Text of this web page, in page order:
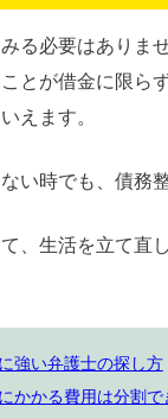
る必要はありま
とが借金に限ら
えます。
い時でも、債務
、生活を立て直
強い弁護士の探し方
かかる費用は分割で